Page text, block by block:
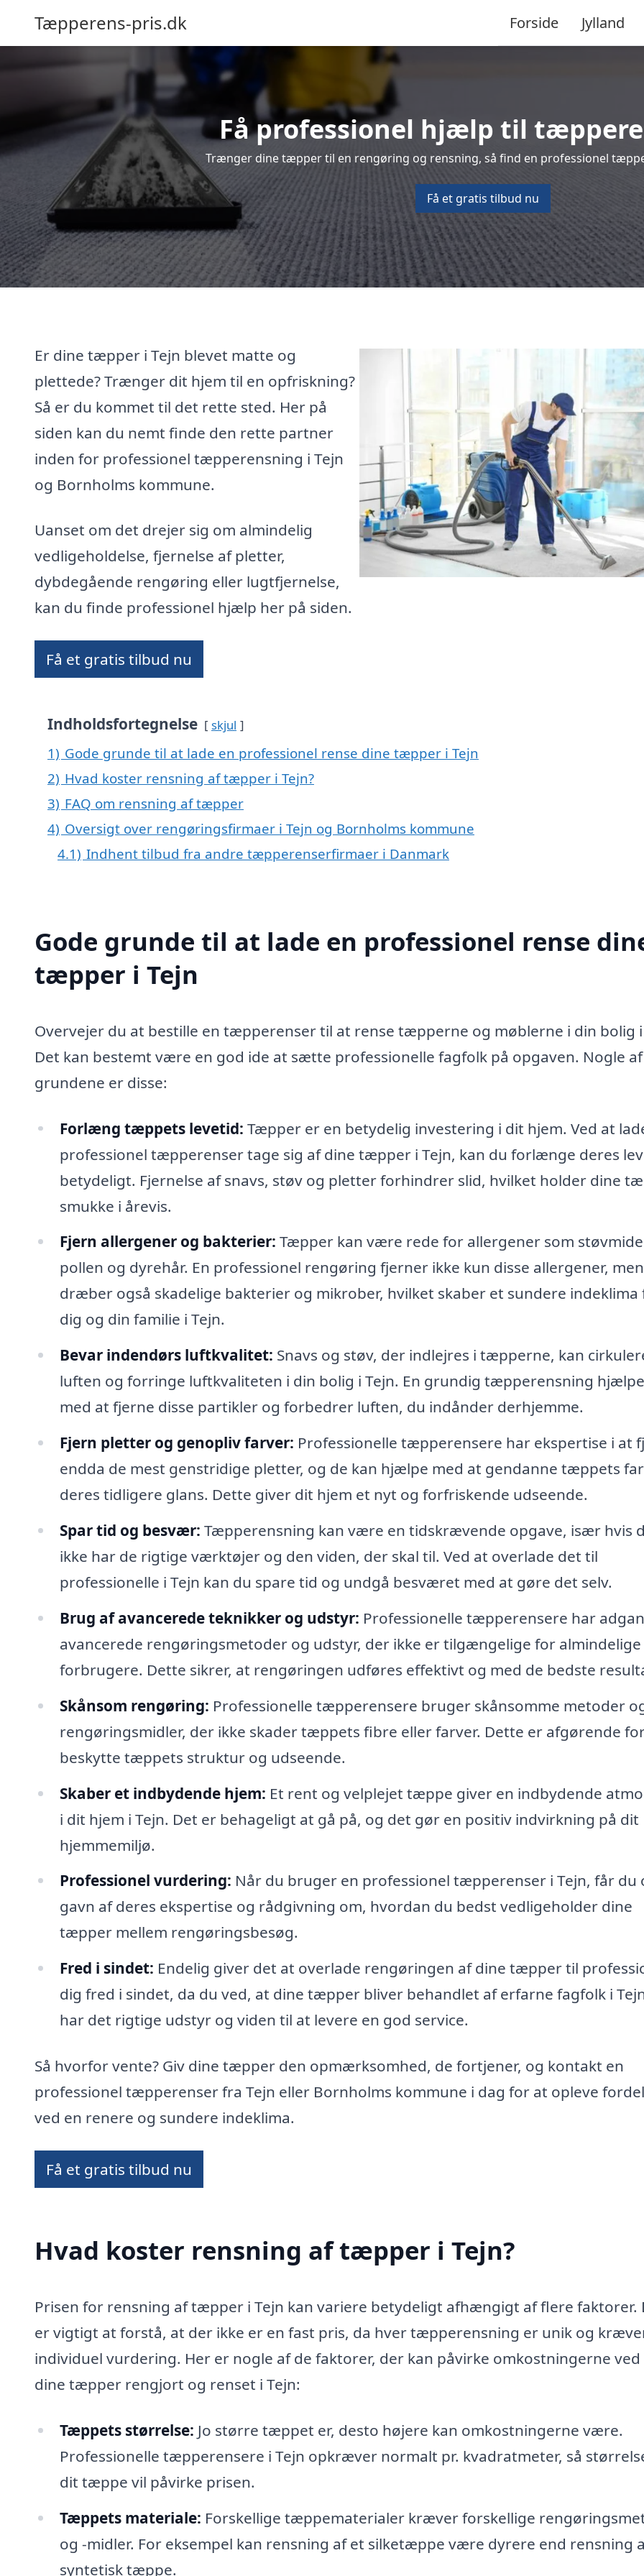
Tæpperens-pris.dk Forside Jylland
Få professionel hjælp til
Trænger dine tæpper til en rengøring og rensning, så find en professionel
Få et gratis tilbud nu
Er dine tæpper i Tejn blevet matte og
plettede? Trænger dit hjem til en opfriskning?
Så er du kommet til det rette sted. Her på
siden kan du nemt finde den rette partner
inden for professionel tæpperensning i Tejn
og Bornholms kommune.
Uanset om det drejer sig om almindelig
vedligeholdelse, fjernelse af pletter,
dybdegående rengøring eller lugtfjernelse,
kan du finde professionel hjælp her på siden.
Få et gratis tilbud nu
Indholdsfortegnelse skjul
1) Gode grunde til at lade en professionel rense dine tæpper i Tejn
2) Hvad koster rensning af tæpper i Tejn?
3) FAQ om rensning af tæpper
4) Oversigt over rengøringsfirmaer i Tejn og Bornholms kommune
4.1) Indhent tilbud fra andre tæpperenserfirmaer i Danmark
Gode grunde til at lade en professionel rense
tæpper i Tejn
Overvejer du at bestille en tæpperenser til at rense tæpperne og møblerne i din bolig i
Det kan bestemt være en god ide at sætte professionelle fagfolk på opgaven. Nogle af
grundene er disse:
Forlæng tæppets levetid: Tæpper er en betydelig investering i dit hjem. Ved at
professionel tæpperenser tage sig af dine tæpper i Tejn, kan du forlænge deres
betydeligt. Fjernelse af snavs, støv og pletter forhindrer slid, hvilket holder dine
smukke i årevis.
Fjern allergener og bakterier: Tæpper kan være rede for allergener som
pollen og dyrehår. En professionel rengøring fjerner ikke kun disse allergener, men
dræber også skadelige bakterier og mikrober, hvilket skaber et sundere indeklima
dig og din familie i Tejn.
Bevar indendørs luftkvalitet: Snavs og støv, der indlejres i tæpperne, kan
luften og forringe luftkvaliteten i din bolig i Tejn. En grundig tæpperensning
med at fjerne disse partikler og forbedrer luften, du indånder derhjemme.
Fjern pletter og genopliv farver: Professionelle tæpperensere har ekspertise i at
endda de mest genstridige pletter, og de kan hjælpe med at gendanne tæppets
deres tidligere glans. Dette giver dit hjem et nyt og forfriskende udseende.
Spar tid og besvær: Tæpperensning kan være en tidskrævende opgave, især hvis
ikke har de rigtige værktøjer og den viden, der skal til. Ved at overlade det til
professionelle i Tejn kan du spare tid og undgå besværet med at gøre det selv.
Brug af avancerede teknikker og udstyr: Professionelle tæpperensere har
avancerede rengøringsmetoder og udstyr, der ikke er tilgængelige for almindelige
forbrugere. Dette sikrer, at rengøringen udføres effektivt og med de bedste
Skånsom rengøring: Professionelle tæpperensere bruger skånsomme metoder
rengøringsmidler, der ikke skader tæppets fibre eller farver. Dette er afgørende
beskytte tæppets struktur og udseende.
Skaber et indbydende hjem: Et rent og velplejet tæppe giver en indbydende
i dit hjem i Tejn. Det er behageligt at gå på, og det gør en positiv indvirkning på dit
hjemmemiljø.
Professionel vurdering: Når du bruger en professionel tæpperenser i Tejn, får du
gavn af deres ekspertise og rådgivning om, hvordan du bedst vedligeholder dine
tæpper mellem rengøringsbesøg.
Fred i sindet: Endelig giver det at overlade rengøringen af dine tæpper til
dig fred i sindet, da du ved, at dine tæpper bliver behandlet af erfarne fagfolk i
har det rigtige udstyr og viden til at levere en god service.
Så hvorfor vente? Giv dine tæpper den opmærksomhed, de fortjener, og kontakt en
professionel tæpperenser fra Tejn eller Bornholms kommune i dag for at opleve
ved en renere og sundere indeklima.
Få et gratis tilbud nu
Hvad koster rensning af tæpper i Tejn?
Prisen for rensning af tæpper i Tejn kan variere betydeligt afhængigt af flere faktorer.
er vigtigt at forstå, at der ikke er en fast pris, da hver tæpperensning er unik og
individuel vurdering. Her er nogle af de faktorer, der kan påvirke omkostningerne ved
dine tæpper rengjort og renset i Tejn:
Tæppets størrelse: Jo større tæppet er, desto højere kan omkostningerne være.
Professionelle tæpperensere i Tejn opkræver normalt pr. kvadratmeter, så
dit tæppe vil påvirke prisen.
Tæppets materiale: Forskellige tæppematerialer kræver forskellige
og -midler. For eksempel kan rensning af et silketæppe være dyrere end rensning
syntetisk tæppe.